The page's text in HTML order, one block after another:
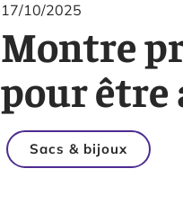
17/10/2025
Montre
pour être
Sacs & bijoux